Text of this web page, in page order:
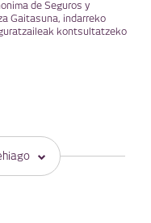
de Seguros y
Gaitasuna, indarreko
kontsultatzeko